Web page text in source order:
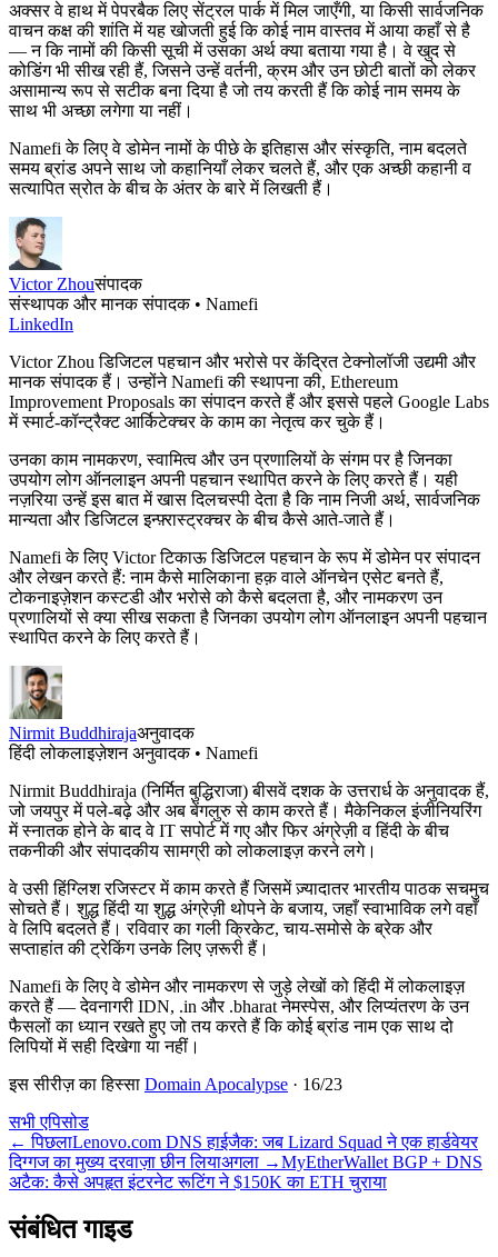
अक्सर वे हाथ में पेपरबैक लिए सेंट्रल पार्क में मिल जाएँगी, या किसी सार्वजनिक
वाचन कक्ष की शांति में यह खोजती हुई कि कोई नाम वास्तव में आया कहाँ से है
— न कि नामों की किसी सूची में उसका अर्थ क्या बताया गया है। वे खुद से
कोडिंग भी सीख रही हैं, जिसने उन्हें वर्तनी, क्रम और उन छोटी बातों को लेकर
असामान्य रूप से सटीक बना दिया है जो तय करती हैं कि कोई नाम समय के
साथ भी अच्छा लगेगा या नहीं।
Namefi के लिए वे डोमेन नामों के पीछे के इतिहास और संस्कृति, नाम बदलते
समय ब्रांड अपने साथ जो कहानियाँ लेकर चलते हैं, और एक अच्छी कहानी व
सत्यापित स्रोत के बीच के अंतर के बारे में लिखती हैं।
Victor Zhouसंपादक
संस्थापक और मानक संपादक • Namefi
LinkedIn
Victor Zhou डिजिटल पहचान और भरोसे पर केंद्रित टेक्नोलॉजी उद्यमी और
मानक संपादक हैं। उन्होंने Namefi की स्थापना की, Ethereum
Improvement Proposals का संपादन करते हैं और इससे पहले Google Labs
में स्मार्ट-कॉन्ट्रैक्ट आर्किटेक्चर के काम का नेतृत्व कर चुके हैं।
उनका काम नामकरण, स्वामित्व और उन प्रणालियों के संगम पर है जिनका
उपयोग लोग ऑनलाइन अपनी पहचान स्थापित करने के लिए करते हैं। यही
नज़रिया उन्हें इस बात में खास दिलचस्पी देता है कि नाम निजी अर्थ, सार्वजनिक
मान्यता और डिजिटल इन्फ़्रास्ट्रक्चर के बीच कैसे आते-जाते हैं।
Namefi के लिए Victor टिकाऊ डिजिटल पहचान के रूप में डोमेन पर संपादन
और लेखन करते हैं: नाम कैसे मालिकाना हक़ वाले ऑनचेन एसेट बनते हैं,
टोकनाइज़ेशन कस्टडी और भरोसे को कैसे बदलता है, और नामकरण उन
प्रणालियों से क्या सीख सकता है जिनका उपयोग लोग ऑनलाइन अपनी पहचान
स्थापित करने के लिए करते हैं।
Nirmit Buddhirajaअनुवादक
हिंदी लोकलाइज़ेशन अनुवादक • Namefi
Nirmit Buddhiraja (निर्मित बुद्धिराजा) बीसवें दशक के उत्तरार्ध के अनुवादक हैं,
जो जयपुर में पले-बढ़े और अब बेंगलुरु से काम करते हैं। मैकेनिकल इंजीनियरिंग
में स्नातक होने के बाद वे IT सपोर्ट में गए और फिर अंग्रेज़ी व हिंदी के बीच
तकनीकी और संपादकीय सामग्री को लोकलाइज़ करने लगे।
वे उसी हिंग्लिश रजिस्टर में काम करते हैं जिसमें ज़्यादातर भारतीय पाठक सचमुच
सोचते हैं। शुद्ध हिंदी या शुद्ध अंग्रेज़ी थोपने के बजाय, जहाँ स्वाभाविक लगे वहाँ
वे लिपि बदलते हैं। रविवार का गली क्रिकेट, चाय-समोसे के ब्रेक और
सप्ताहांत की ट्रेकिंग उनके लिए ज़रूरी हैं।
Namefi के लिए वे डोमेन और नामकरण से जुड़े लेखों को हिंदी में लोकलाइज़
करते हैं — देवनागरी IDN, .in और .bharat नेमस्पेस, और लिप्यंतरण के उन
फैसलों का ध्यान रखते हुए जो तय करते हैं कि कोई ब्रांड नाम एक साथ दो
लिपियों में सही दिखेगा या नहीं।
इस सीरीज़ का हिस्सा Domain Apocalypse · 16/23
सभी एपिसोड
←पिछलाLenovo.com DNS हाईजैक: जब Lizard Squad ने एक हार्डवेयर
दिग्गज का मुख्य दरवाज़ा छीन लियाअगला →MyEtherWallet BGP + DNS
अटैक: कैसे अपहृत इंटरनेट रूटिंग ने $150K का ETH चुराया
संबंधित गाइड